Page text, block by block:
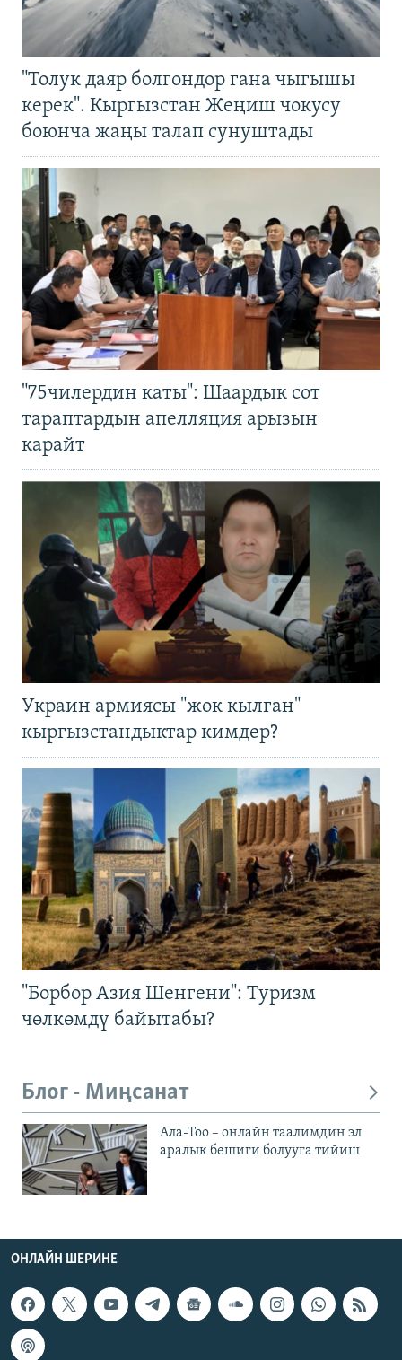
"Толук даяр болгондор гана чыгышы
керек". Кыргызстан Жеңиш чокусу
боюнча жаңы талап сунуштады
"75чилердин каты": Шаардык сот
тараптардын апелляция арызын
карайт
Украин армиясы "жок кылган"
кыргызстандыктар кимдер?
"Борбор Азия Шенгени": Туризм
чөлкөмдү байытабы?
Блог - Миңсанат
Ала-Тоо – онлайн таалимдин эл
аралык бешиги болууга тийиш
ОНЛАЙН ШЕРИНЕ